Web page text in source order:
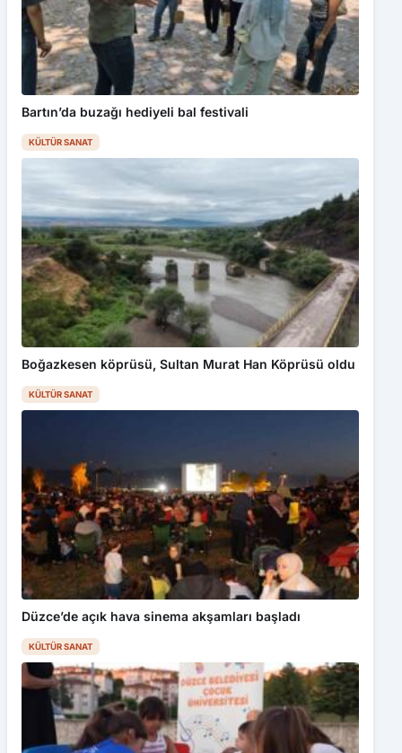
Bartın’da buzağı hediyeli bal festivali
KÜLTÜR SANAT
Boğazkesen köprüsü, Sultan Murat Han Köprüsü oldu
KÜLTÜR SANAT
Düzce’de açık hava sinema akşamları başladı
KÜLTÜR SANAT